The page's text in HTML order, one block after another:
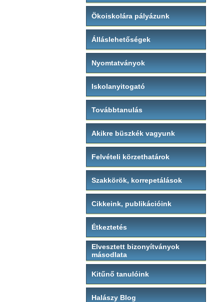
Ökoiskolára pályázunk
Álláslehetőségek
Nyomtatványok
Iskolanyitogató
Továbbtanulás
Akikre büszkék vagyunk
Felvételi körzethatárok
Szakkörök, korrepetálások
Cikkeink, publikációink
Étkeztetés
Elvesztett bizonyítványok
másodlata
Kitűnő tanulóink
Halászy Blog